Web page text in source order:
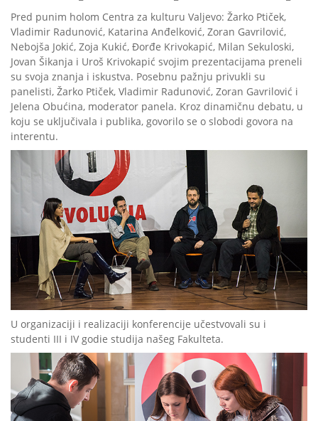
Pred punim holom Centra za kulturu Valjevo: Žarko Ptiček,
Vladimir Radunović, Katarina Anđelković, Zoran Gavrilović,
Nebojša Jokić, Zoja Kukić, Đorđe Krivokapić, Milan Sekuloski,
Jovan Šikanja i Uroš Krivokapić svojim prezentacijama preneli
su svoja znanja i iskustva. Posebnu pažnju privukli su
panelisti, Žarko Ptiček, Vladimir Radunović, Zoran Gavrilović i
Jelena Obućina, moderator panela. Kroz dinamičnu debatu, u
koju se uključivala i publika, govorilo se o slobodi govora na
interentu.
U organizaciji i realizaciji konferencije učestvovali su i
studenti III i IV godie studija našeg Fakulteta.